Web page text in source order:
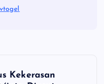
Kekerasan